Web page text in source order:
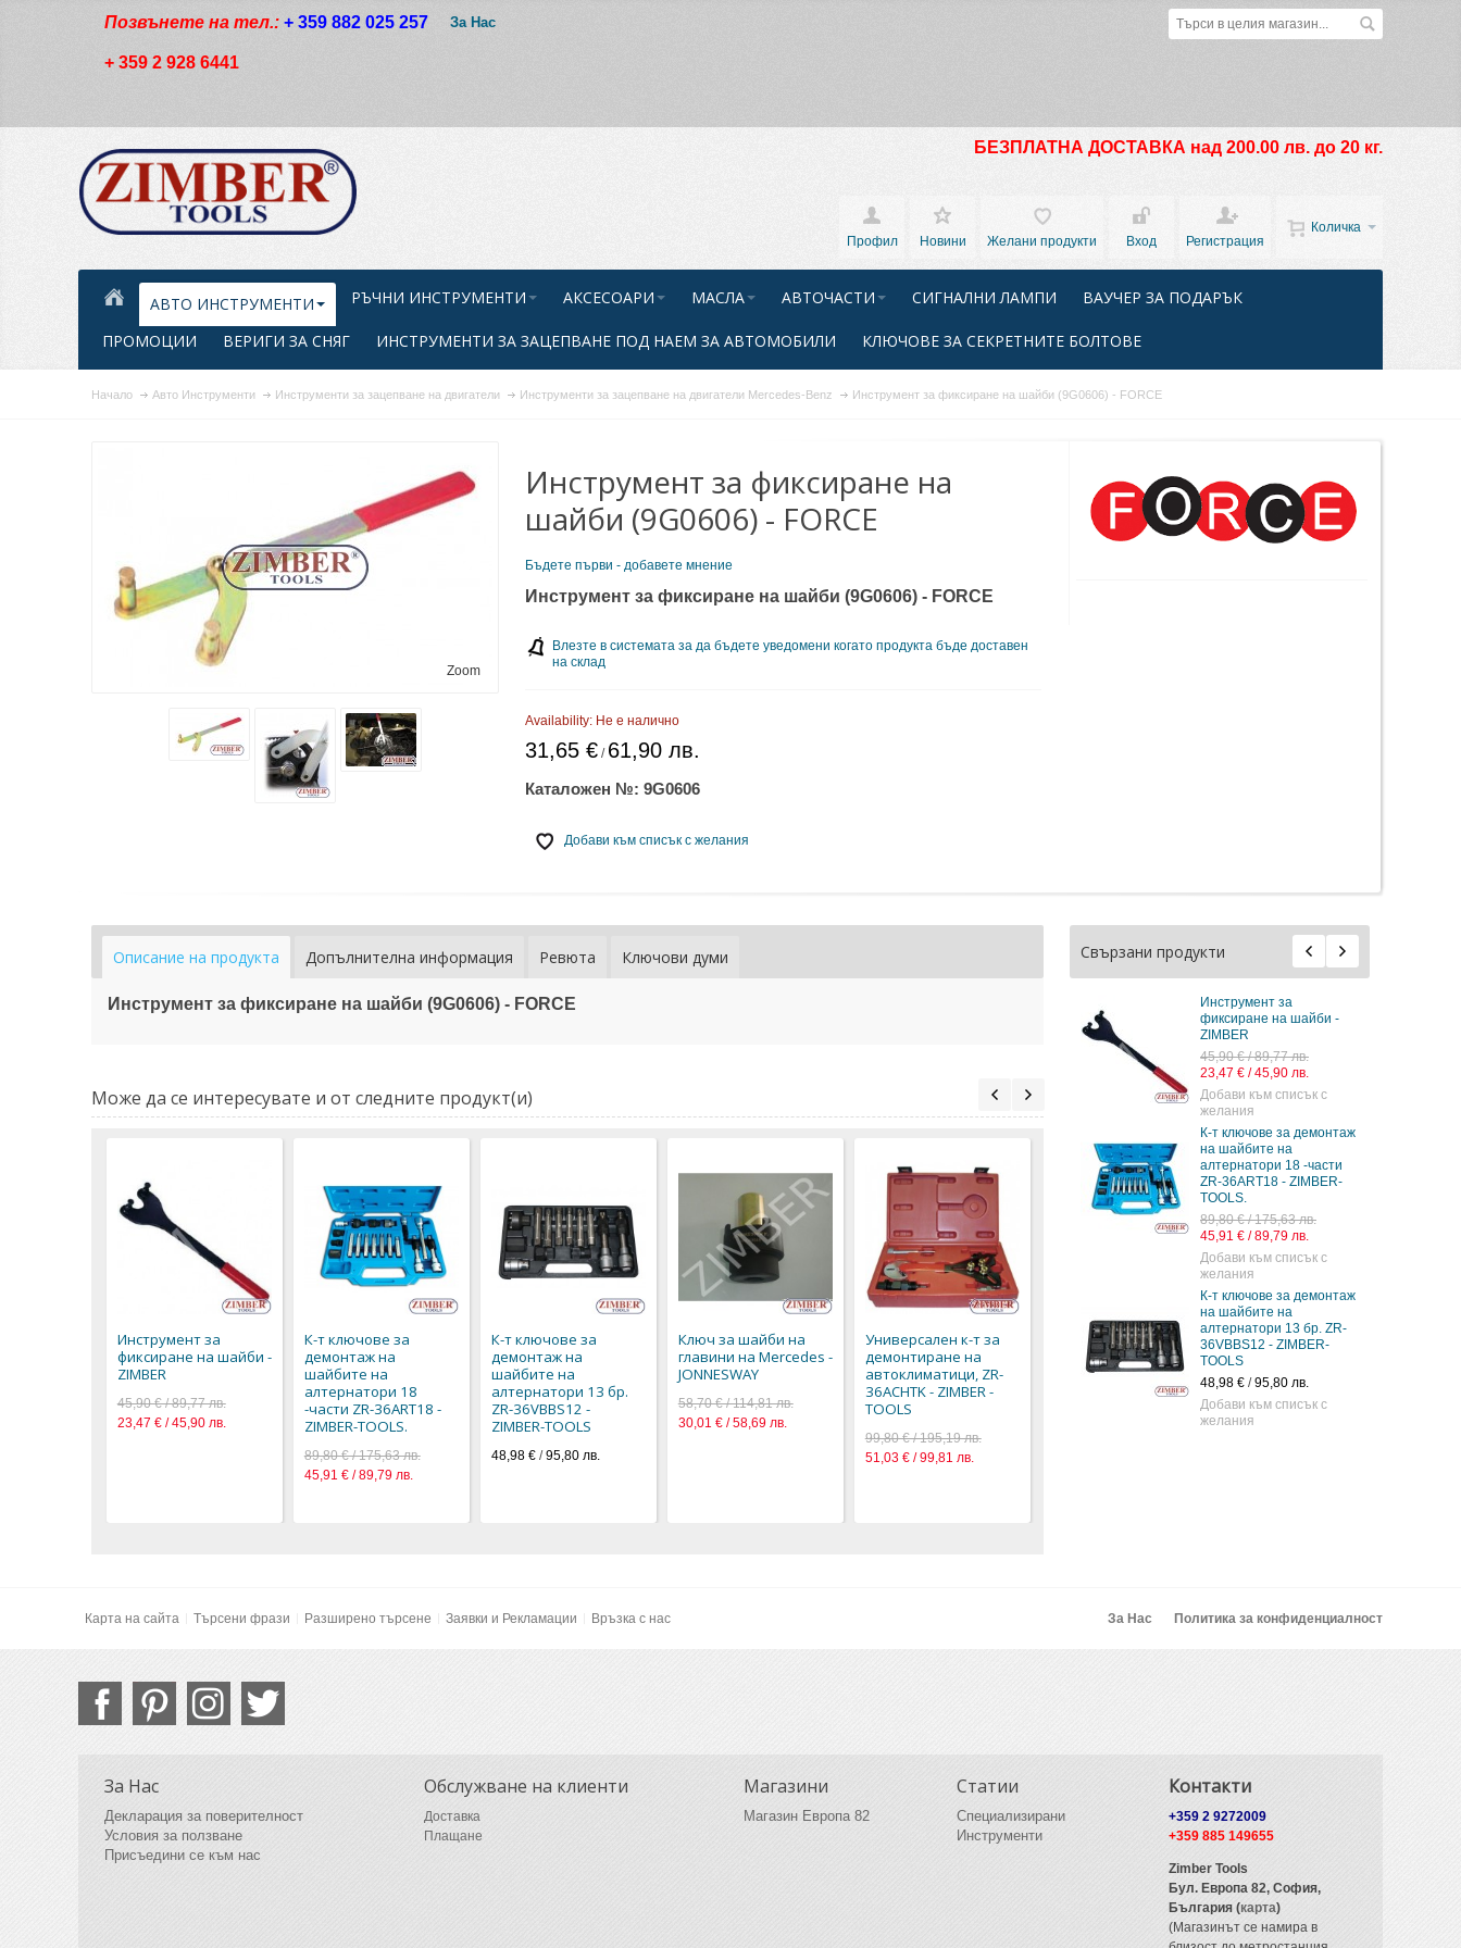
Позвънете на тел.: + 359 882 025 257
+ 359 2 928 6441
За Нас
БЕЗПЛАТНА ДОСТАВКА над 200.00 лв. до 20 кг.
Количка
Профил
Новини Желани продукти Вход Регистрация
АВТО ИНСТРУМЕНТИ РЪЧНИ ИНСТРУМЕНТИ АКСЕСОАРИ МАСЛА АВТОЧАСТИ СИГНАЛНИ ЛАМПИ ВАУЧЕР ЗА ПОДАРЪК
ПРОМОЦИИ ВЕРИГИ ЗА СНЯГ ИНСТРУМЕНТИ ЗА ЗАЦЕПВАНЕ ПОД НАЕМ ЗА АВТОМОБИЛИ КЛЮЧОВЕ ЗА СЕКРЕТНИТЕ БОЛТОВЕ
Начало Авто Инструменти Инструменти за зацепване на двигатели Инструменти за зацепване на двигатели Mercedes-Benz Инструмент за фиксиране на шайби (9G0606) - FORCE
Zoom
Инструмент за фиксиране на
шайби (9G0606) - FORCE
Бъдете първи - добавете мнение
Инструмент за фиксиране на шайби (9G0606) - FORCE
Влезте в системата за да бъдете уведомени когато продукта бъде доставен
на склад
Availability: Не е налично
31,65 € / 61,90 лв.
Каталожен №:9G0606
Добави към списък с желания
Описание на продукта Допълнителна информация Ревюта Ключови думи
Инструмент за фиксиране на шайби (9G0606) - FORCE
Свързани продукти
Инструмент за
фиксиране на шайби -
ZIMBER
45,90 € / 89,77 лв.
23,47 € / 45,90 лв.
Добави към списък с
желания
К-т ключове за демонтаж
на шайбите на
алтернатори 18 -части
ZR-36ART18 - ZIMBER-
TOOLS.
89,80 € / 175,63 лв.
45,91 € / 89,79 лв.
Добави към списък с
желания
К-т ключове за демонтаж
на шайбите на
алтернатори 13 бр. ZR-
36VBBS12 - ZIMBER-
TOOLS
48,98 € /95,80 лв.
Добави към списък с
желания
Може да се интересувате и от следните продукт(и)
Инструмент за
фиксиране на шайби -
ZIMBER
45,90 € / 89,77 лв.
23,47 € / 45,90 лв.
К-т ключове за
демонтаж на
шайбите на
алтернатори 18
-части ZR-36ART18 -
ZIMBER-TOOLS.
89,80 € / 175,63 лв.
45,91 € / 89,79 лв.
К-т ключове за
демонтаж на
шайбите на
алтернатори 13 бр.
ZR-36VBBS12 -
ZIMBER-TOOLS
48,98 €/95,80 лв.
Ключ за шайби на
главини на Mercedes -
JONNESWAY
58,70 € / 114,81 лв.
30,01 € / 58,69 лв.
Универсален к-т за
демонтиране на
автоклиматици, ZR-
36ACHTK - ZIMBER -
TOOLS
99,80 € / 195,19 лв.
51,03 € / 99,81 лв.
зъбни колела и други
- ZR-36PFT03 - ZIMBER-
TOOLS
18,90 € / 36,97 лв.
Универсален к-т за
демонтиране на
ремъчни шайби -
FORCE
149,59 € / 292,57 лв.
76,49 € / 149,60 лв.
Карта на сайта Търсени фрази Разширено търсене Заявки и Рекламации Връзка с нас За Нас Политика за конфиденциалност
За Нас
Декларация за поверителност
Условия за ползване
Присъедини се към нас
Обслужване на клиенти
Доставка
Плащане
Магазини
Магазин Европа 82
Статии
Специализирани
Инструменти
Контакти
+359 2 9272009
+359 885 149655
Zimber Tools
Бул. Европа 82,София,
България (карта)
(Магазинът се намира в